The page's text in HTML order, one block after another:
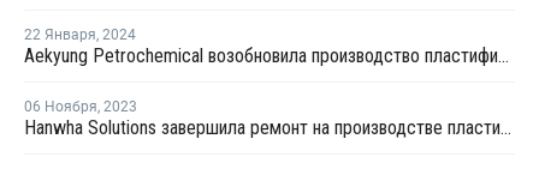
22 Января, 2024
Aekyung Petrochemical возобновила производство пластификаторов
06 Ноября, 2023
Hanwha Solutions завершила ремонт на производстве пластификаторов в Ульсане